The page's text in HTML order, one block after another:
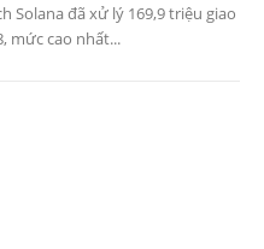
Solana đã xử lý 169,9 triệu giao
mức cao nhất...